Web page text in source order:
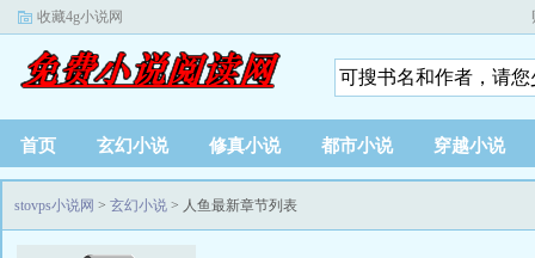
收藏4g小说网
首页 玄幻小说 修真小说 都市小说 穿越小说
stovps小说网 > 玄幻小说 > 人鱼最新章节列表